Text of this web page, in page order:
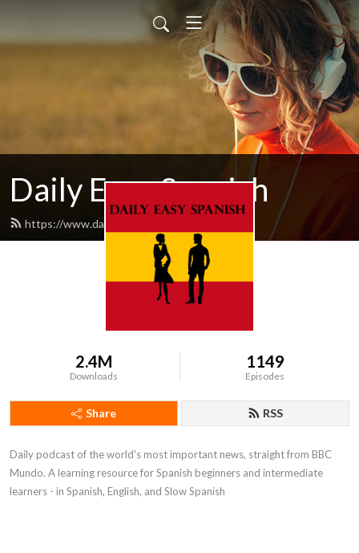
Daily Easy Spanish
https://www.dailyeasyspanish.com/feed.xml
2.4M
Downloads
1149
Episodes
Share RSS
Daily podcast of the world's most important news, straight from BBC
Mundo. A learning resource for Spanish beginners and intermediate
learners - in Spanish, English, and Slow Spanish